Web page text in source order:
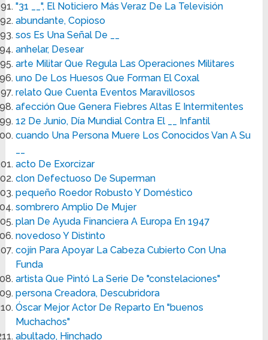
"31 __", El Noticiero Más Veraz De La Televisión
abundante, Copioso
sos Es Una Señal De __
anhelar, Desear
arte Militar Que Regula Las Operaciones Militares
uno De Los Huesos Que Forman El Coxal
relato Que Cuenta Eventos Maravillosos
afección Que Genera Fiebres Altas E Intermitentes
12 De Junio, Día Mundial Contra El __ Infantil
cuando Una Persona Muere Los Conocidos Van A Su
acto De Exorcizar
clon Defectuoso De Superman
pequeño Roedor Robusto Y Doméstico
sombrero Amplio De Mujer
plan De Ayuda Financiera A Europa En 1947
novedoso Y Distinto
cojín Para Apoyar La Cabeza Cubierto Con Una
Funda
artista Que Pintó La Serie De "constelaciones"
persona Creadora, Descubridora
Óscar Mejor Actor De Reparto En "buenos
Muchachos"
abultado, Hinchado